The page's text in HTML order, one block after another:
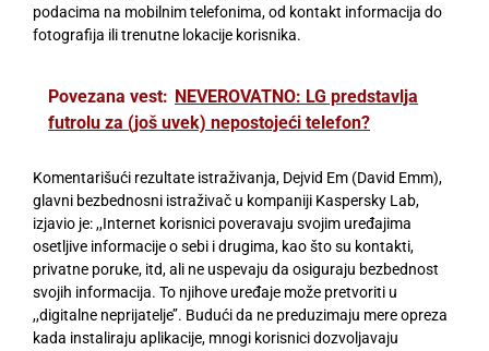
podacima na mobilnim telefonima, od kontakt informacija do
fotografija ili trenutne lokacije korisnika.
Povezana vest: NEVEROVATNO: LG predstavlja
futrolu za (još uvek) nepostojeći telefon?
Komentarišući rezultate istraživanja, Dejvid Em (David Emm),
glavni bezbednosni istraživač u kompaniji Kaspersky Lab,
izjavio je: ,,Internet korisnici poveravaju svojim uređajima
osetljive informacije o sebi i drugima, kao što su kontakti,
privatne poruke, itd, ali ne uspevaju da osiguraju bezbednost
svojih informacija. To njihove uređaje može pretvoriti u
,,digitalne neprijatelje’’. Budući da ne preduzimaju mere opreza
kada instaliraju aplikacije, mnogi korisnici dozvoljavaju